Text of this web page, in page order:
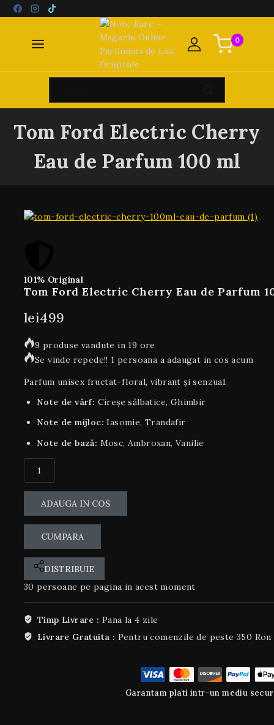
0
Tom Ford Electric Cherry
Eau de Parfum 100 ml
101% Original
Tom Ford Electric Cherry Eau de Parfum
lei499
9 produse vandute in 19 ore
Se vinde repede!! 1 persoana a adaugat in cos acum
Parfum unisex fructat-floral, vibrant și senzual.
Note de vârf: Cireșe sălbatice, Ghimbir
Note de mijloc: Iasomie, Trandafir
Note de bază: Mosc, Ambroxan, Vanilie
ADAUGA IN COS
CUMPARA
DISTRIBUIE
30 persoane pe pagina in acest moment
Timp Livrare : Pana la 4 zile
Livrare Gratuita : Pentru comenzile de peste 350 Ron
Garantam plati intr-un mediu